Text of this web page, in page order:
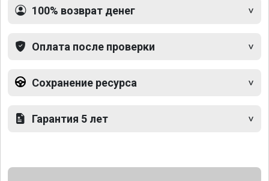
100% возврат денег
Оплата после проверки
Сохранение ресурса
Гарантия 5 лет